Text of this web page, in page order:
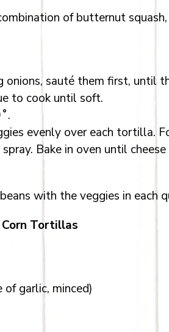
of butternut
onions, sauté them first, until
to cook until soft.
evenly over each tortilla.
Bake in oven until
with the veggies in each
Tortillas
garlic, minced)